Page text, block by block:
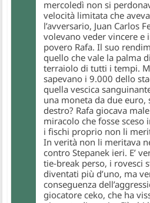
mercoledì non si
velocità limitata che
l’avversario, Juan Carlos
volevano veder vincere e
povero Rafa. Il suo
quello che vale la palma
terraiolo di tutti i tempi.
sapevano i 9.000 dello
quella vescica
una moneta da due euro,
destro? Rafa giocava
miracolo che fosse sceso
i fischi proprio non li
In verità non li meritava
contro Stepanek ieri. E’
tie-break perso, i rovesci
diventati più d’uno, ma
conseguenza
giocatore ceko, che ha